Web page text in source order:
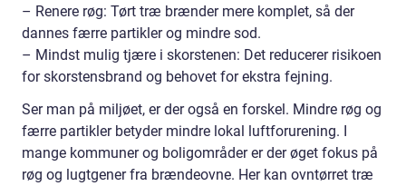
– Renere røg: Tørt træ brænder mere komplet, så der
dannes færre partikler og mindre sod.
– Mindst mulig tjære i skorstenen: Det reducerer risikoen
for skorstensbrand og behovet for ekstra fejning.
Ser man på miljøet, er der også en forskel. Mindre røg og
færre partikler betyder mindre lokal luftforurening. I
mange kommuner og boligområder er der øget fokus på
røg og lugtgener fra brændeovne. Her kan ovntørret træ